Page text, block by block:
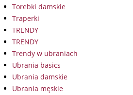
Torebki damskie
Traperki
TRENDY
TRENDY
Trendy w ubraniach
Ubrania basics
Ubrania damskie
Ubrania męskie